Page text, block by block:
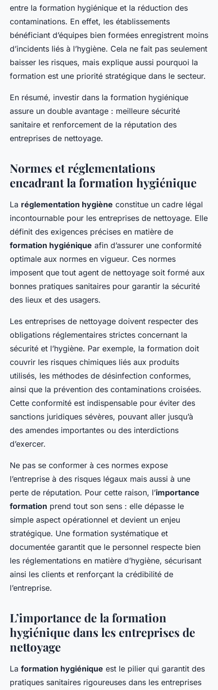
entre la formation hygiénique et la réduction des
contaminations. En effet, les établissements
bénéficiant d’équipes bien formées enregistrent moins
d’incidents liés à l’hygiène. Cela ne fait pas seulement
baisser les risques, mais explique aussi pourquoi la
formation est une priorité stratégique dans le secteur.
En résumé, investir dans la formation hygiénique
assure un double avantage : meilleure sécurité
sanitaire et renforcement de la réputation des
entreprises de nettoyage.
Normes et réglementations
encadrant la formation hygiénique
La réglementation hygiène constitue un cadre légal
incontournable pour les entreprises de nettoyage. Elle
définit des exigences précises en matière de
formation hygiénique afin d’assurer une conformité
optimale aux normes en vigueur. Ces normes
imposent que tout agent de nettoyage soit formé aux
bonnes pratiques sanitaires pour garantir la sécurité
des lieux et des usagers.
Les entreprises de nettoyage doivent respecter des
obligations réglementaires strictes concernant la
sécurité et l’hygiène. Par exemple, la formation doit
couvrir les risques chimiques liés aux produits
utilisés, les méthodes de désinfection conformes,
ainsi que la prévention des contaminations croisées.
Cette conformité est indispensable pour éviter des
sanctions juridiques sévères, pouvant aller jusqu’à
des amendes importantes ou des interdictions
d’exercer.
Ne pas se conformer à ces normes expose
l’entreprise à des risques légaux mais aussi à une
perte de réputation. Pour cette raison, l’importance
formation prend tout son sens : elle dépasse le
simple aspect opérationnel et devient un enjeu
stratégique. Une formation systématique et
documentée garantit que le personnel respecte bien
les réglementations en matière d’hygiène, sécurisant
ainsi les clients et renforçant la crédibilité de
l’entreprise.
L’importance de la formation
hygiénique dans les entreprises de
nettoyage
La formation hygiénique est le pilier qui garantit des
pratiques sanitaires rigoureuses dans les entreprises